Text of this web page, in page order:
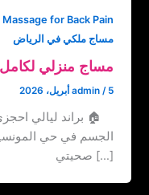
for Back Pain
مساج ملكي في الرياض
مساج منزلي
admin / 5 أبريل، 2026
🏠 براند ليالي
صحيتي […]